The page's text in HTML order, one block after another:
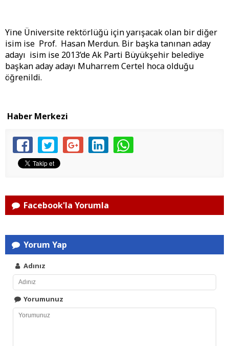
Yine Üniversite rektörlüğü için yarışacak olan bir diğer
isim ise Prof. Hasan Merdun. Bir başka tanınan aday
adayı isim ise 2013’de Ak Parti Büyükşehir belediye
başkan aday adayı Muharrem Certel hoca olduğu
öğrenildi.
Haber Merkezi
Facebook'la Yorumla
Yorum Yap
Adınız
Yorumunuz